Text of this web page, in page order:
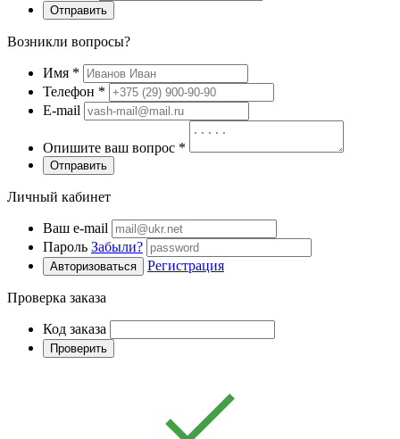
Отправить
Возникли вопросы?
Имя *
Телефон *
E-mail
Опишите ваш вопрос *
Отправить
Личный кабинет
Ваш e-mail
Пароль Забыли?
Авторизоваться Регистрация
Проверка заказа
Код заказа
Проверить